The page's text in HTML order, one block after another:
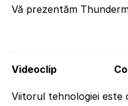
Vă prezentăm
Videoclip
Viitorul tehnologiei este